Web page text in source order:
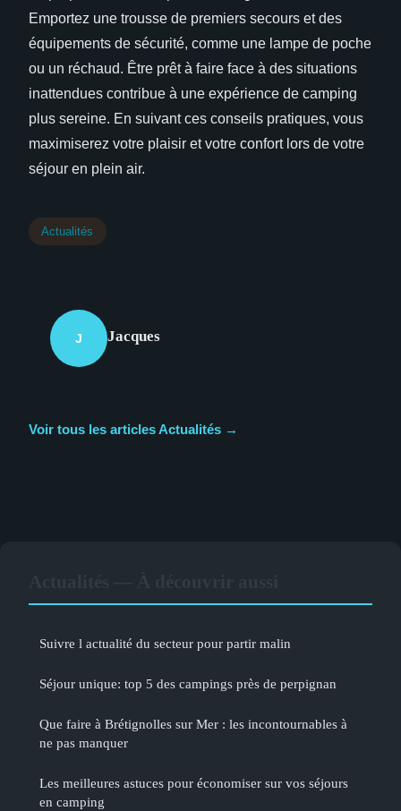
Emportez une trousse de premiers secours et des
équipements de sécurité, comme une lampe de poche
ou un réchaud. Être prêt à faire face à des situations
inattendues contribue à une expérience de camping
plus sereine. En suivant ces conseils pratiques, vous
maximiserez votre plaisir et votre confort lors de votre
séjour en plein air.
Actualités
J Jacques
Voir tous les articles Actualités →
Suivre l actualité du secteur pour partir malin
Séjour unique: top 5 des campings près de perpignan
Que faire à Brétignolles sur Mer : les incontournables à
ne pas manquer
Les meilleures astuces pour économiser sur vos séjours
en camping